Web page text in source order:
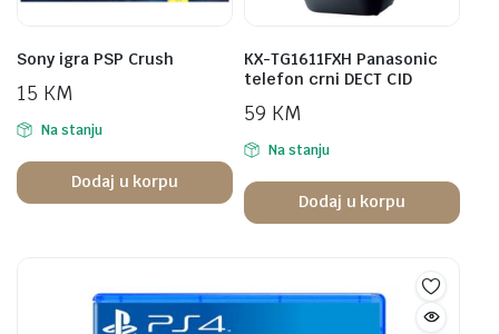
Sony igra PSP Crush
15 KM
Na stanju
Dodaj u korpu
KX-TG1611FXH Panasonic
telefon crni DECT CID
59 KM
Na stanju
Dodaj u korpu